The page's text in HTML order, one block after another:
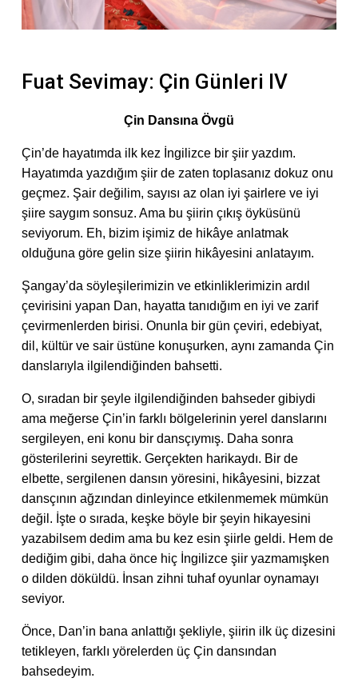
Fuat Sevimay: Çin Günleri IV
Çin Dansına Övgü
Çin’de hayatımda ilk kez İngilizce bir şiir yazdım.
Hayatımda yazdığım şiir de zaten toplasanız dokuz onu
geçmez. Şair değilim, sayısı az olan iyi şairlere ve iyi
şiire saygım sonsuz. Ama bu şiirin çıkış öyküsünü
seviyorum. Eh, bizim işimiz de hikâye anlatmak
olduğuna göre gelin size şiirin hikâyesini anlatayım.
Şangay’da söyleşilerimizin ve etkinliklerimizin ardıl
çevirisini yapan Dan, hayatta tanıdığım en iyi ve zarif
çevirmenlerden birisi. Onunla bir gün çeviri, edebiyat,
dil, kültür ve sair üstüne konuşurken, aynı zamanda Çin
danslarıyla ilgilendiğinden bahsetti.
O, sıradan bir şeyle ilgilendiğinden bahseder gibiydi
ama meğerse Çin’in farklı bölgelerinin yerel danslarını
sergileyen, eni konu bir dansçıymış. Daha sonra
gösterilerini seyrettik. Gerçekten harikaydı. Bir de
elbette, sergilenen dansın yöresini, hikâyesini, bizzat
dansçının ağzından dinleyince etkilenmemek mümkün
değil. İşte o sırada, keşke böyle bir şeyin hikayesini
yazabilsem dedim ama bu kez esin şiirle geldi. Hem de
dediğim gibi, daha önce hiç İngilizce şiir yazmamışken
o dilden döküldü. İnsan zihni tuhaf oyunlar oynamayı
seviyor.
Önce, Dan’in bana anlattığı şekliyle, şiirin ilk üç dizesini
tetikleyen, farklı yörelerden üç Çin dansından
bahsedeyim.